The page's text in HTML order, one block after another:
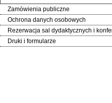
Zamówienia publiczne
Ochrona danych osobowych
Rezerwacja sal dydaktycznych i
Druki i formularze